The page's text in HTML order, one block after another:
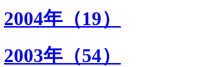
2004年（19）
2003年（54）